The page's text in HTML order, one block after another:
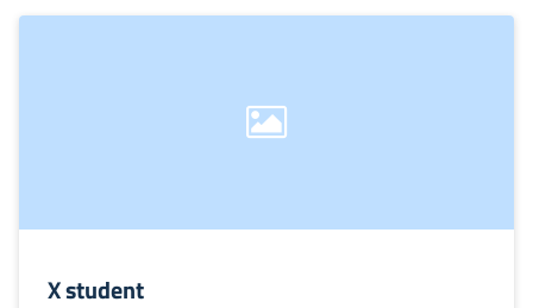
X student